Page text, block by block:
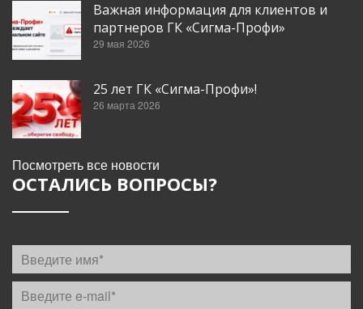
Важная информация для клиентов и
партнеров ГК «Сигма-Профи»
29 мая 2026
25 лет ГК «Сигма-Профи»!
26 марта 2026
Посмотреть все новости
ОСТАЛИСЬ ВОПРОСЫ?